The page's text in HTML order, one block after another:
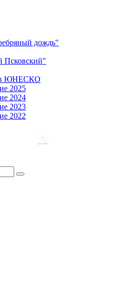
дождь"
Псковский"
в ЮНЕСКО
2025
2024
2023
2022